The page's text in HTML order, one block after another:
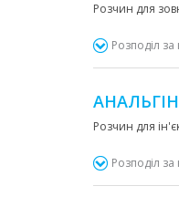
Розчин для
Розподіл за
Розчин для
Розподіл за